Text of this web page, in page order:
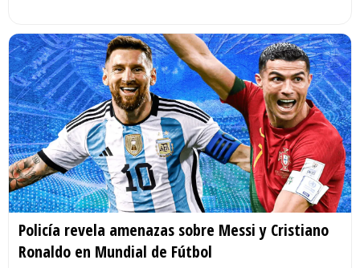
Policía revela amenazas sobre Messi y Cristiano
Ronaldo en Mundial de Fútbol